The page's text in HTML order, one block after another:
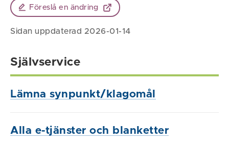
Föreslå en ändring
Sidan uppdaterad 2026-01-14
Självservice
Lämna synpunkt/klagomål
Alla e-tjänster och blanketter